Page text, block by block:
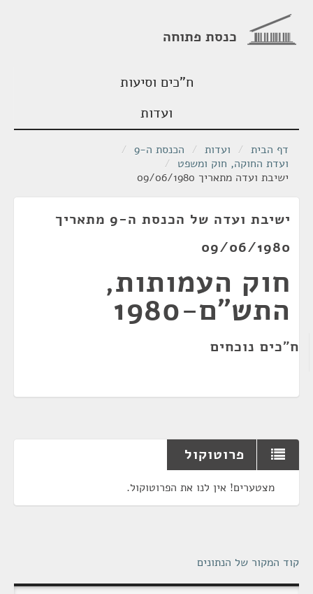
כנסת פתוחה
ח"כים וסיעות
ועדות
דף הבית / ועדות / הכנסת ה-9
/
ועדת החוקה, חוק ומשפט /
ישיבת ועדה מתאריך 09/06/1980
ישיבת ועדה של הכנסת ה-9 מתאריך
09/06/1980
חוק העמותות,
התש"ם-1980
ח"כים נוכחים
פרוטוקול
מצטערים! אין לנו את הפרוטוקול.
קוד המקור של הנתונים